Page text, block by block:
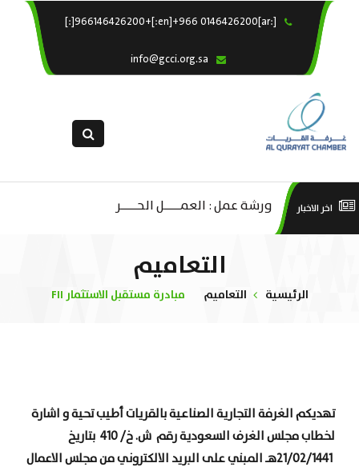
[:ar]966146426200+[:en]+966 0146426200[:] ×
خدماتنا
التقديم الالكترونى
اخر الاخبار ورشة عمل : العمـــــل الحـــــر
التعاميم
الرئيسية التعاميم مبادرة مستقبل الاستثمار FII
تهديكم الغرفة التجارية الصناعية بالقريات أطيب تحية و اشارة
لخطاب مجلس الغرف السعودية
رقم ش. خ/ 410 بتاريخ
21/02/1441هـ المبني على البريد الالكتروني من مجلس الاعمال